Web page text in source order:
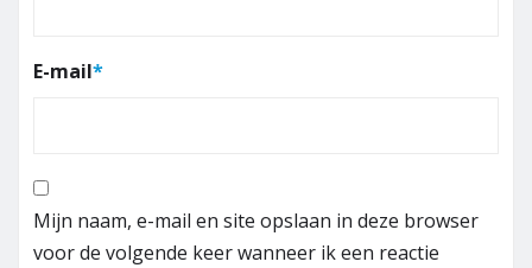
E-mail*
Mijn naam, e-mail en site opslaan in deze browser
voor de volgende keer wanneer ik een reactie